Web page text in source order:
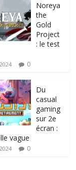
Noreya
the
Gold
Project
: le test
0
Du
casual
gaming
sur 2e
écran :
vague
0